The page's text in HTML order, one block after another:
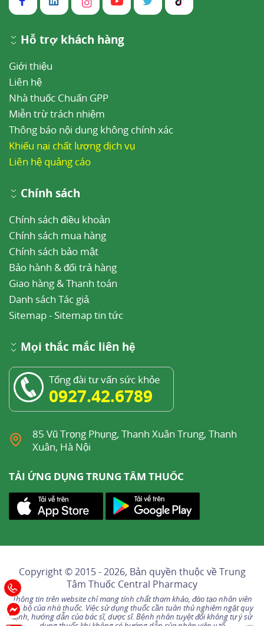
Hỗ trợ khách hàng
Giới thiệu
Liên hệ
Nhà thuốc Chuẩn GPP
Miễn trừ trách nhiệm
Thông báo nội dung không chính xác
Khiếu nại chất lượng dịch vụ
Liên hệ quảng cáo
Chính sách
Chính sách điều khoản
Chính sách mua hàng
Chính sách bảo mật
Bảo hành & đổi trả hàng
Giao hàng & Thanh toán
Danh sách Tác giả
Sitemap- Sitemap tin tức
Mọi thắc mắc liên hệ
Tổng đài tư vấn sức khỏe
0927.42.6789
85 Vũ Trọng Phụng, Thanh Xuân Trung, Thanh
Xuân, Hà Nội
TẢI ỨNG DỤNG TRUNG TÂM THUỐC
Copyright © 2015 - 2026, Bản quyền thuộc vềTrung
Tâm Thuốc Central Pharmacy
Thông tin trên website chỉ mang tính chất tham khảo, đào tạo nhân viên
nội bộ của nhà thuốc. Việc sử dụng thuốc cần tuân thủ nghiêm ngặt quy
định, hướng dẫn của bác sĩ, dược sĩ. Bệnh nhân tuyệt đối không tự ý sử